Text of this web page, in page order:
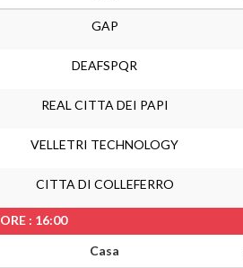
GAP
DEAFSPQR
REAL CITTA DEI PAPI
VELLETRI TECHNOLOGY
CITTA DI COLLEFERRO
ORE : 16:00
Casa